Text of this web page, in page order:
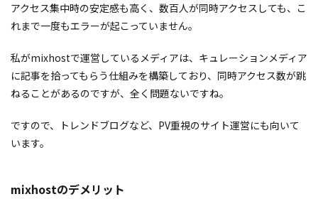
アクセス集中時の安定感も高く、数百人が同時アクセスしても、こ
れまで一度もエラーが起こっていません。
私がmixhostで運営しているメディアは、キュレーションメディア
に記事を拾ってもらう仕組みを構築しており、同時アクセス数が跳
ねることがあるのですが、全く問題ないですね。
ですので、トレンドブログなど、PV重視のサイト運営にも向いて
います。
mixhostのデメリット